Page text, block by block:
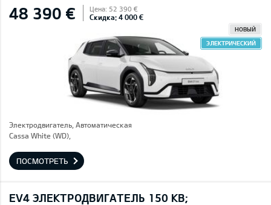
48 390 € Цена: 52 390 €
Скидка: 4 000 €
НОВЫЙ
ЭЛЕКТРИЧЕСКИЙ
Электродвигатель, Автоматическая
Cassa White (WD),
ПОСМОТРЕТЬ
EV4 ЭЛЕКТРОДВИГАТЕЛЬ 150 КВ;